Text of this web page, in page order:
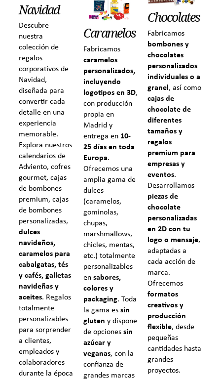
Navidad
Descubre
nuestra
colección de
regalos
corporativos de
Navidad,
diseñada para
convertir cada
detalle en una
experiencia
memorable.
Explora nuestros
calendarios de
Adviento, cofres
gourmet, cajas
de bombones
premium, cajas
de bombones
personalizadas,
dulces
navideños,
caramelos para
cabalgatas, tés
y cafés, galletas
navideñas y
aceites. Regalos
totalmente
personalizables
para sorprender
a clientes,
empleados y
colaboradores
durante la época
Caramelos
Fabricamos
caramelos
personalizados,
incluyendo
logotipos en 3D,
con producción
propia en
Madrid y
entrega en 10-
25 días en toda
Europa.
Ofrecemos una
amplia gama de
dulces
(caramelos,
gominolas,
chupas,
marshmallows,
chicles, mentas,
etc.) totalmente
personalizables
en sabores,
colores y
packaging. Toda
la gama es sin
gluten y dispone
de opciones sin
azúcar y
veganas, con la
confianza de
grandes marcas
Chocolates
Fabricamos
bombones y
chocolates
personalizados
individuales o a
granel , así como
cajas de
chocolate de
diferentes
tamaños y
regalos
premium para
empresas y
eventos.
Desarrollamos
piezas de
chocolate
personalizadas
en 2D con tu
logo o mensaje,
adaptadas a
cada acción de
marca.
Ofrecemos
formatos
creativos y
producción
flexible, desde
pequeñas
cantidades hasta
grandes
proyectos.